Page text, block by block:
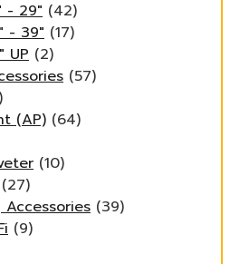
- 29" (42)
- 39" (17)
UP (2)
(57)
(AP) (64)
(10)
(27)
(39)
(9)